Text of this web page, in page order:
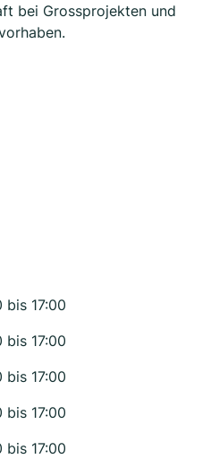
bei Grossprojekten und
bis 17:00
bis 17:00
bis 17:00
bis 17:00
bis 17:00